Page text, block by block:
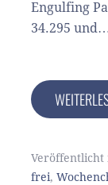
Engulfing
34.295
Veröffentlicht
frei,